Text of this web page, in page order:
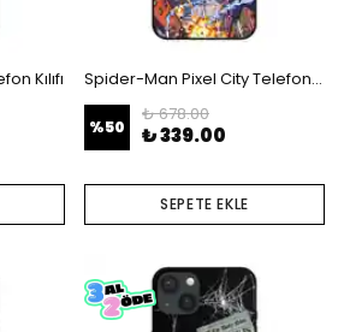
Kılıfı Spider-Man Pixel City Telefon Kılıfı
%50
₺ 678.00
₺ 339.00
SEPETE EKLE